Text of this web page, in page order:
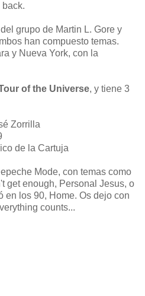
back.
grupo de Martin L. Gore y
han compuesto temas.
y Nueva York, con la
of the Universe, y tiene 3
Zorrilla
de la Cartuja
Mode, con temas como
get enough, Personal Jesus, o
en los 90, Home. Os dejo con
counts...